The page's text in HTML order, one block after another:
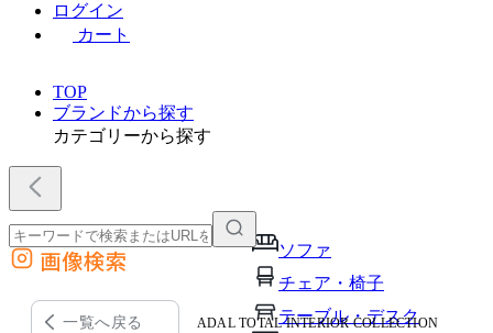
ログイン
カート
TOP
ブランドから探す
カテゴリーから探す
ソファ
チェア・椅子
テーブル・デスク
外部サイトの商品をカートに追加
他のサイトで見つけた商品ページのURLを貼り付けて、カートに追加できます
画像検索
一覧へ戻る ADAL TOTAL INTERIOR COLLECTION